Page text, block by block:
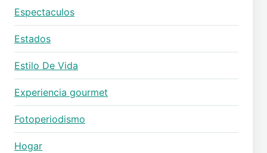
Espectaculos
Estados
Estilo De Vida
Experiencia gourmet
Fotoperiodismo
Hogar